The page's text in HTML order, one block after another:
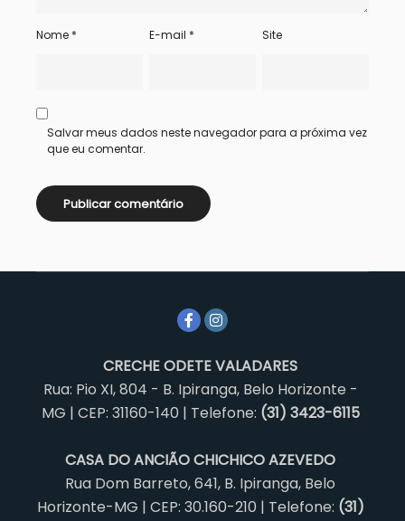
Nome * E-mail * Site
Salvar meus dados neste navegador para a próxima vez
que eu comentar.
CRECHE ODETE VALADARES
Rua: Pio XI, 804 - B. Ipiranga, Belo Horizonte -
MG | CEP: 31160-140 | Telefone: (31) 3423-6115
CASA DO ANCIÃO CHICHICO AZEVEDO
Rua Dom Barreto, 641, B. Ipiranga, Belo
Horizonte-MG | CEP: 30.160-210 | Telefone: (31)